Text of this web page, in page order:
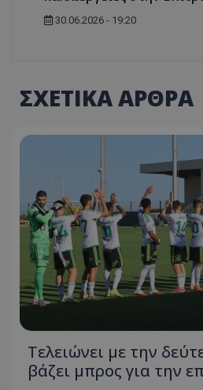
30.06.2026 - 19:20
ΣΧΕΤΙΚΑ ΑΡΘΡΑ
Τελειώνει με την
βάζει μπρος για την